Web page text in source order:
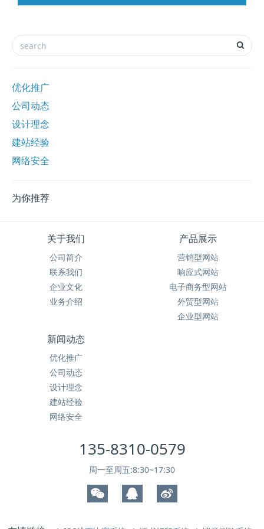
优化推广
公司动态
设计理念
建站经验
网络安全
为你推荐
关于我们
公司简介
联系我们
企业文化
业务介绍
产品展示
营销型网站
响应式网站
电子商务型网站
外贸型网站
企业型网站
新闻动态
优化推广
公司动态
设计理念
建站经验
网络安全
135-8310-0579
周一至周五:8:30~17:30